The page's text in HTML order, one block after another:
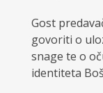
Gost
govoriti o
snage te o
identiteta